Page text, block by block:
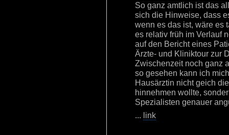
So ganz amtlich ist das
sich die Hinweise, dass
wenn es das ist, wäre es
es relativ früh im Verlauf
auf den Bericht eines
Ärzte- und Kliniktour zur
Zwischenzeit noch ganz
so gesehen kann ich
Hausärztin nicht geich
hinnehmen wollte,
Spezialisten genauer
... link